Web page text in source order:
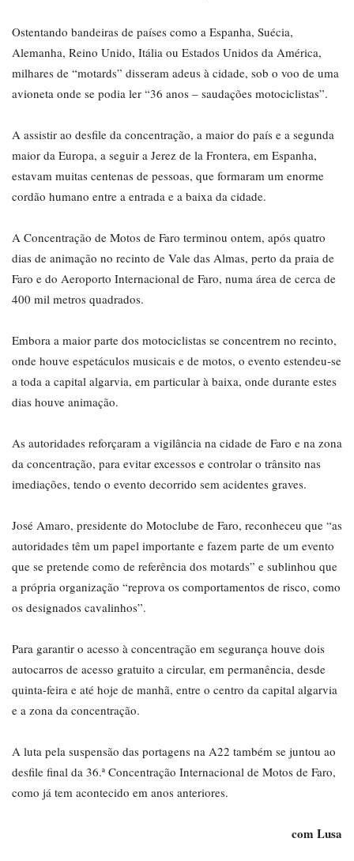
Ostentando bandeiras de países como a Espanha, Suécia,
Alemanha, Reino Unido, Itália ou Estados Unidos da América,
milhares de “motards” disseram adeus à cidade, sob o voo de uma
avioneta onde se podia ler “36 anos – saudações motociclistas”.
A assistir ao desfile da concentração, a maior do país e a segunda
maior da Europa, a seguir a Jerez de la Frontera, em Espanha,
estavam muitas centenas de pessoas, que formaram um enorme
cordão humano entre a entrada e a baixa da cidade.
A Concentração de Motos de Faro terminou ontem, após quatro
dias de animação no recinto de Vale das Almas, perto da praia de
Faro e do Aeroporto Internacional de Faro, numa área de cerca de
400 mil metros quadrados.
Embora a maior parte dos motociclistas se concentrem no recinto,
onde houve espetáculos musicais e de motos, o evento estendeu-se
a toda a capital algarvia, em particular à baixa, onde durante estes
dias houve animação.
As autoridades reforçaram a vigilância na cidade de Faro e na zona
da concentração, para evitar excessos e controlar o trânsito nas
imediações, tendo o evento decorrido sem acidentes graves.
José Amaro, presidente do Motoclube de Faro, reconheceu que “as
autoridades têm um papel importante e fazem parte de um evento
que se pretende como de referência dos motards” e sublinhou que
a própria organização “reprova os comportamentos de risco, como
os designados cavalinhos”.
Para garantir o acesso à concentração em segurança houve dois
autocarros de acesso gratuito a circular, em permanência, desde
quinta-feira e até hoje de manhã, entre o centro da capital algarvia
e a zona da concentração.
A luta pela suspensão das portagens na A22 também se juntou ao
desfile final da 36.ª Concentração Internacional de Motos de Faro,
como já tem acontecido em anos anteriores.
com Lusa